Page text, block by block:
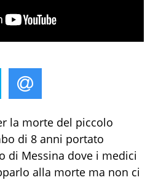
la morte del piccolo
di 8 anni portato
di Messina dove i medici
alla morte ma non ci